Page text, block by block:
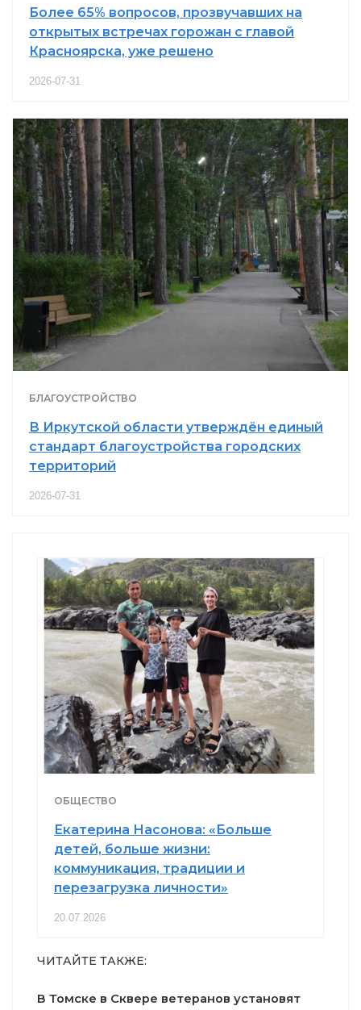
Более 65% вопросов, прозвучавших на
открытых встречах горожан с главой
Красноярска, уже решено
2026-07-31
БЛАГОУСТРОЙСТВО
В Иркутской области утверждён единый
стандарт благоустройства городских
территорий
2026-07-31
ОБЩЕСТВО
Екатерина Насонова: «Больше
детей, больше жизни:
коммуникация, традиции и
перезагрузка личности»
20.07.2026
ЧИТАЙТЕ ТАКЖЕ:
В Томске в Сквере ветеранов установят